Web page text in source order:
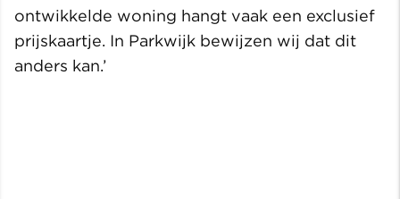
ontwikkelde woning hangt vaak een exclusief
prijskaartje. In Parkwijk bewijzen wij dat dit
anders kan.’